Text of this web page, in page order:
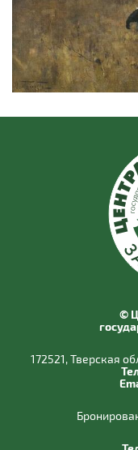
©
172521, Тверская